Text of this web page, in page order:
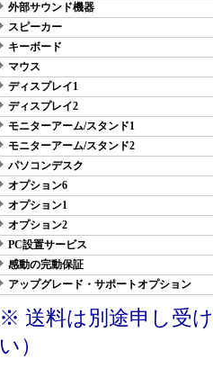
外部サウンド機器
スピーカー
キーボード
マウス
ディスプレイ1
ディスプレイ2
モニターアーム/スタンド1
モニターアーム/スタンド2
パソコンデスク
オプション6
オプション1
オプション2
PC設置サービス
感動の完動保証
アップグレード・サポートオプション
※ 送料は別途申し受
い）